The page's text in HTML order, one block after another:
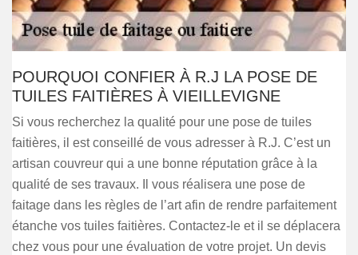
POURQUOI CONFIER À R.J LA POSE DE
TUILES FAITIÈRES À VIEILLEVIGNE
Si vous recherchez la qualité pour une pose de tuiles
faitières, il est conseillé de vous adresser à R.J. C’est un
artisan couvreur qui a une bonne réputation grâce à la
qualité de ses travaux. Il vous réalisera une pose de
faitage dans les règles de l’art afin de rendre parfaitement
étanche vos tuiles faitières. Contactez-le et il se déplacera
chez vous pour une évaluation de votre projet. Un devis